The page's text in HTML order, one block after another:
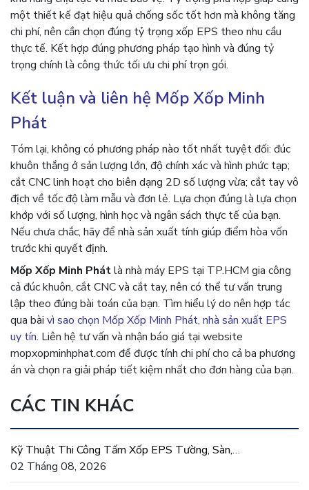
một thiết kế đạt hiệu quả chống sốc tốt hơn mà không tăng
chi phí, nên cần chọn đúng tỷ trọng xốp EPS theo nhu cầu
thực tế. Kết hợp đúng phương pháp tạo hình và đúng tỷ
trọng chính là công thức tối ưu chi phí trọn gói.
Kết luận và liên hệ Mốp Xốp Minh
Phát
Tóm lại, không có phương pháp nào tốt nhất tuyệt đối: đúc
khuôn thắng ở sản lượng lớn, độ chính xác và hình phức tạp;
cắt CNC linh hoạt cho biên dạng 2D số lượng vừa; cắt tay vô
địch về tốc độ làm mẫu và đơn lẻ. Lựa chọn đúng là lựa chọn
khớp với số lượng, hình học và ngân sách thực tế của bạn.
Nếu chưa chắc, hãy để nhà sản xuất tính giúp điểm hòa vốn
trước khi quyết định.
Mốp Xốp Minh Phátlà nhà máy EPS tại TP.HCM gia công
cả đúc khuôn, cắt CNC và cắt tay, nên có thể tư vấn trung
lập theo đúng bài toán của bạn. Tìm hiểu lý do nên hợp tác
qua bài vì sao chọn Mốp Xốp Minh Phát, nhà sản xuất EPS
uy tín. Liên hệ tư vấn và nhận báo giá tại website
mopxopminhphat.com để được tính chi phí cho cả ba phương
án và chọn ra giải pháp tiết kiệm nhất cho đơn hàng của bạn.
CÁC TIN KHÁC
Kỹ Thuật Thi Công Tấm Xốp EPS Tường, Sàn,
Mái Đúng Chuẩn
02 Tháng 08, 2026